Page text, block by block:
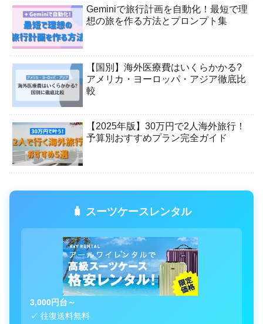
Geminiで旅行計画を自動化！最短で理
想の旅を作る方法とプロンプト集
【国別】海外医療費はいくらかかる?
アメリカ・ヨーロッパ・アジア徹底比
較
【2025年版】30万円で2人海外旅行！
予算別おすすめプラン完全ガイド
🧳 スーツケースレンタル
3,000円台～
✓ 往復送料無料